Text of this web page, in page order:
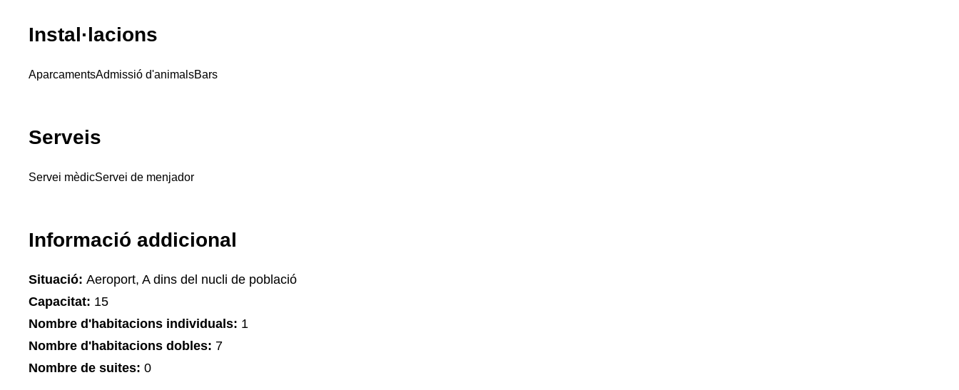
Instal·lacions
AparcamentsAdmissió d'animalsBars
Serveis
Servei mèdicServei de menjador
Informació addicional
Situació: Aeroport, A dins del nucli de població
Capacitat: 15
Nombre d'habitacions individuals: 1
Nombre d'habitacions dobles: 7
Nombre de suites: 0